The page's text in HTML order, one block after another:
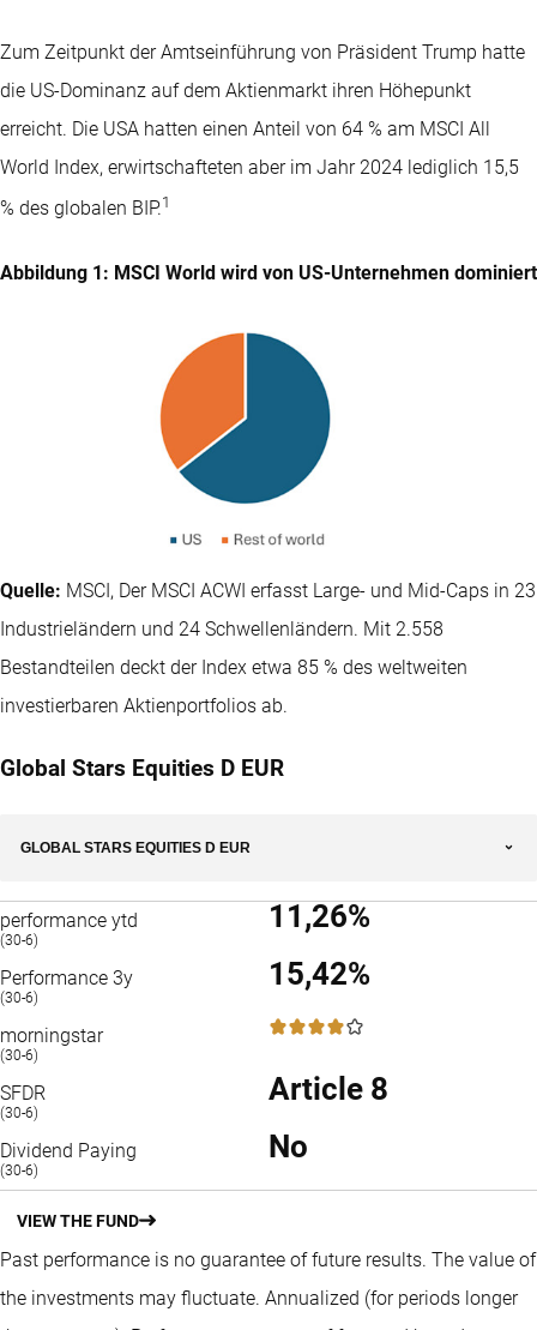
Zum Zeitpunkt der Amtseinführung von Präsident Trump hatte
die US-Dominanz auf dem Aktienmarkt ihren Höhepunkt
erreicht. Die USA hatten einen Anteil von 64 % am MSCI All
World Index, erwirtschafteten aber im Jahr 2024 lediglich 15,5
% des globalen BIP.1
Abbildung 1: MSCI World wird von US-Unternehmen dominiert
Quelle: MSCI, Der MSCI ACWI erfasst Large- und Mid-Caps in 23
Industrieländern und 24 Schwellenländern. Mit 2.558
Bestandteilen deckt der Index etwa 85 % des weltweiten
investierbaren Aktienportfolios ab.
Global Stars Equities D EUR
GLOBAL STARS EQUITIES D EUR
performance ytd
(30-6)
11,26%
Performance 3y
(30-6)
15,42%
morningstar
(30-6)
4 / 5
SFDR
(30-6)
Article 8
Dividend Paying
(30-6)
No
VIEW THE FUND
Past performance is no guarantee of future results. The value of
the investments may fluctuate. Annualized (for periods longer